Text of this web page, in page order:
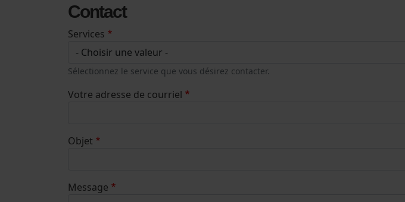
Contact
Services
Sélectionnez le service que vous désirez contacter.
Votre adresse de courriel
Objet
Message